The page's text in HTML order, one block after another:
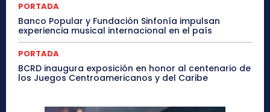
PORTADA
Banco Popular y Fundación Sinfonía impulsan
experiencia musical internacional en el país
PORTADA
BCRD inaugura exposición en honor al centenario de
los Juegos Centroamericanos y del Caribe